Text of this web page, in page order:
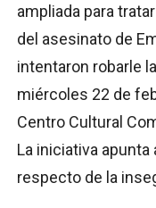
ampliada para
del asesinato de
intentaron robarle
miércoles 22 de
Centro Cultural
La iniciativa
respecto de la